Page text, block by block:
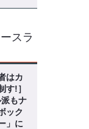
スラ
はカ
す!］
もナ
ック
」に